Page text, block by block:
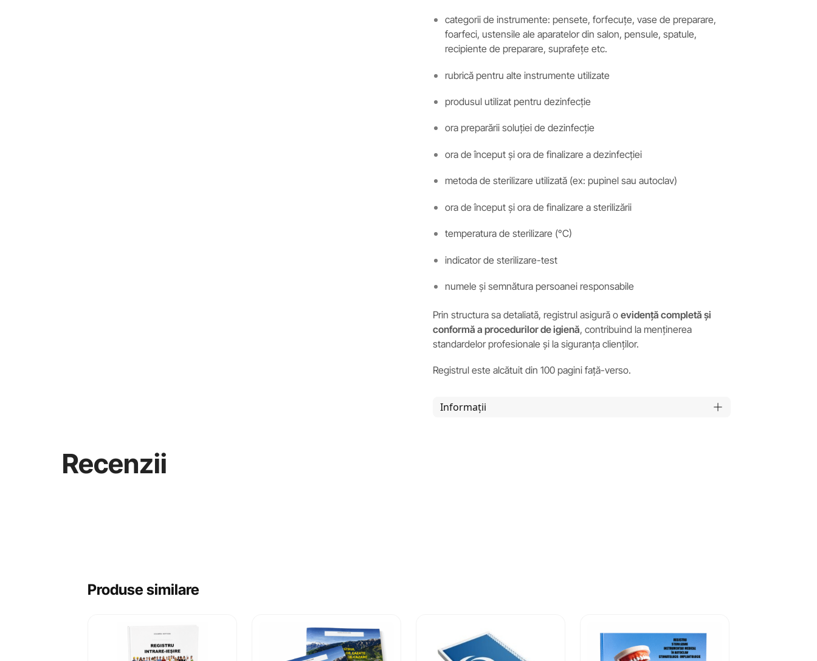
categorii de instrumente: pensete, forfecuțe, vase de preparare,
foarfeci, ustensile ale aparatelor din salon, pensule, spatule,
recipiente de preparare, suprafețe etc.
rubrică pentru alte instrumente utilizate
produsul utilizat pentru dezinfecție
ora preparării soluției de dezinfecție
ora de început și ora de finalizare a dezinfecției
metoda de sterilizare utilizată (ex: pupinel sau autoclav)
ora de început și ora de finalizare a sterilizării
temperatura de sterilizare (°C)
indicator de sterilizare-test
numele și semnătura persoanei responsabile
Prin structura sa detaliată, registrul asigură o evidență completă și
conformă a procedurilor de igienă, contribuind la menținerea
standardelor profesionale și la siguranța clienților.
Registrul este alcătuit din 100 pagini față-verso.
Informații
Recenzii
Produse similare